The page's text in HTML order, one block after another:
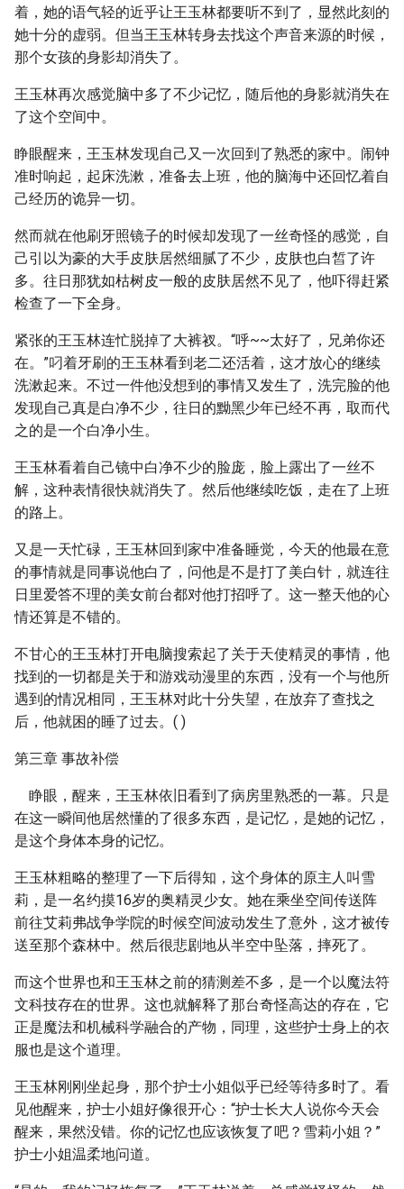
着，她的语气轻的近乎让王玉林都要听不到了，显然此刻的
她十分的虚弱。但当王玉林转身去找这个声音来源的时候，
那个女孩的身影却消失了。
王玉林再次感觉脑中多了不少记忆，随后他的身影就消失在
了这个空间中。
睁眼醒来，王玉林发现自己又一次回到了熟悉的家中。闹钟
准时响起，起床洗漱，准备去上班，他的脑海中还回忆着自
己经历的诡异一切。
然而就在他刷牙照镜子的时候却发现了一丝奇怪的感觉，自
己引以为豪的大手皮肤居然细腻了不少，皮肤也白皙了许
多。往日那犹如枯树皮一般的皮肤居然不见了，他吓得赶紧
检查了一下全身。
紧张的王玉林连忙脱掉了大裤衩。“呼~~太好了，兄弟你还
在。”叼着牙刷的王玉林看到老二还活着，这才放心的继续
洗漱起来。不过一件他没想到的事情又发生了，洗完脸的他
发现自己真是白净不少，往日的黝黑少年已经不再，取而代
之的是一个白净小生。
王玉林看着自己镜中白净不少的脸庞，脸上露出了一丝不
解，这种表情很快就消失了。然后他继续吃饭，走在了上班
的路上。
又是一天忙碌，王玉林回到家中准备睡觉，今天的他最在意
的事情就是同事说他白了，问他是不是打了美白针，就连往
日里爱答不理的美女前台都对他打招呼了。这一整天他的心
情还算是不错的。
不甘心的王玉林打开电脑搜索起了关于天使精灵的事情，他
找到的一切都是关于和游戏动漫里的东西，没有一个与他所
遇到的情况相同，王玉林对此十分失望，在放弃了查找之
后，他就困的睡了过去。( )
第三章 事故补偿
睁眼，醒来，王玉林依旧看到了病房里熟悉的一幕。只是
在这一瞬间他居然懂的了很多东西，是记忆，是她的记忆，
是这个身体本身的记忆。
王玉林粗略的整理了一下后得知，这个身体的原主人叫雪
莉，是一名约摸16岁的奥精灵少女。她在乘坐空间传送阵
前往艾莉弗战争学院的时候空间波动发生了意外，这才被传
送至那个森林中。然后很悲剧地从半空中坠落，摔死了。
而这个世界也和王玉林之前的猜测差不多，是一个以魔法符
文科技存在的世界。这也就解释了那台奇怪高达的存在，它
正是魔法和机械科学融合的产物，同理，这些护士身上的衣
服也是这个道理。
王玉林刚刚坐起身，那个护士小姐似乎已经等待多时了。看
见他醒来，护士小姐好像很开心：“护士长大人说你今天会
醒来，果然没错。你的记忆也应该恢复了吧？雪莉小姐？”
护士小姐温柔地问道。